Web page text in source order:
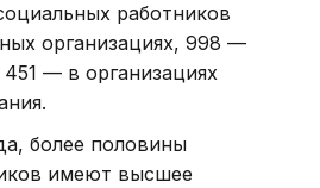
работников
организациях, 998 —
— в организациях
более половины
имеют высшее